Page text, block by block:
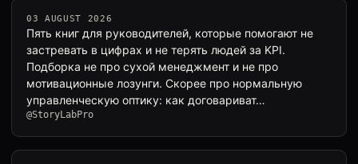
03 AUGUST 2026
Пять книг для руководителей, которые помогают не
застревать в цифрах и не терять людей за KPI.
Подборка не про сухой менеджмент и не про
мотивационные лозунги. Скорее про нормальную
управленческую оптику: как договариват…
@StoryLabPro